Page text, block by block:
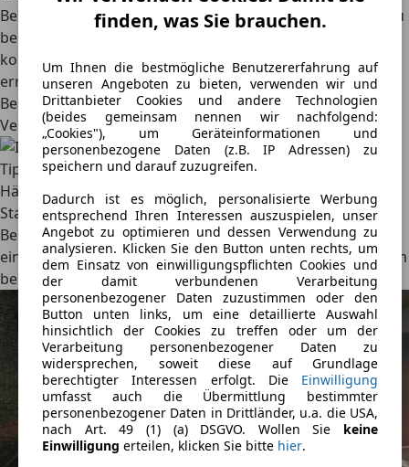
finden, was Sie brauchen.
Um Ihnen die bestmögliche Benutzererfahrung auf
unseren Angeboten zu bieten, verwenden wir und
Drittanbieter Cookies und andere Technologien
(beides gemeinsam nennen wir nachfolgend:
„Cookies"), um Geräteinformationen und
personenbezogene Daten (z.B. IP Adressen) zu
speichern und darauf zuzugreifen.
Dadurch ist es möglich, personalisierte Werbung
entsprechend Ihren Interessen auszuspielen, unser
Angebot zu optimieren und dessen Verwendung zu
analysieren. Klicken Sie den Button unten rechts, um
dem Einsatz von einwilligungspflichten Cookies und
der damit verbundenen Verarbeitung
personenbezogener Daten zuzustimmen oder den
Button unten links, um eine detaillierte Auswahl
hinsichtlich der Cookies zu treffen oder um der
Verarbeitung personenbezogener Daten zu
widersprechen, soweit diese auf Grundlage
berechtigter Interessen erfolgt. Die Einwilligung
umfasst auch die Übermittlung bestimmter
personenbezogener Daten in Drittländer, u.a. die USA,
nach Art. 49 (1) (a) DSGVO. Wollen Sie keine
Einwilligung erteilen, klicken Sie bitte hier.
Besonders genau wird die Berechnung nur dann, wenn du
bei jeder Messung volltankst. Nur so lässt sich der
korrekte Richtwert für die verbrauchte Spritmenge
errechnen.
Beachte außerdem, dass die Berechnung weder den
Verschleiß noch die Fahrzeugabnutzung berücksichtigt.
Tipp zur Berechnung
Häufig variiert der Anteil an Land- und Kurzstrecken bzw.
Stadtfahrten. Wer es ganz genau wissen will, kann die
Berechnung deshalb mehrmals durchführen. So lässt sich
ein Durchschnittswert ermitteln, der das Fahrverhalten am
besten widerspiegelt.